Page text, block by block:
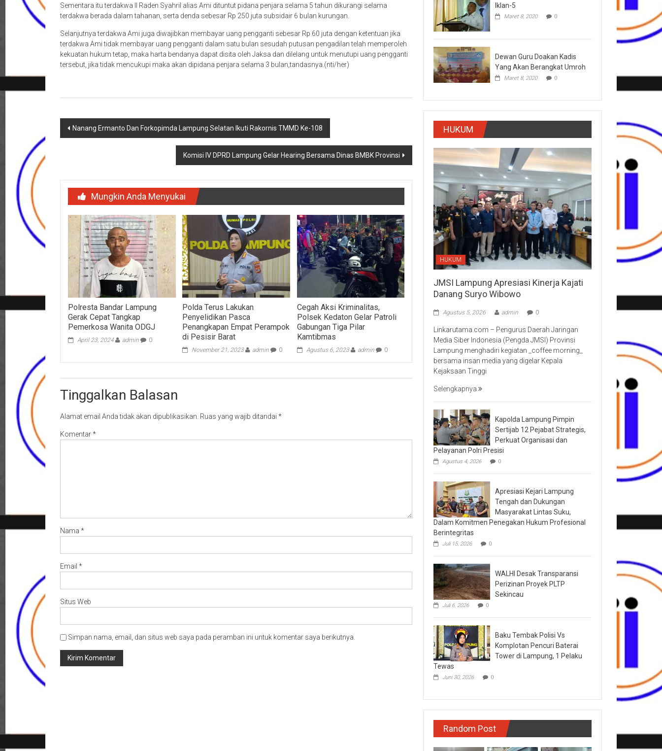
Sementara itu terdakwa II Raden Syahril alias Ami dituntut pidana penjara selama 5 tahun dikurangi selama
terdakwa berada dalam tahanan, serta denda sebesar Rp 250 juta subsidair 6 bulan kurungan.
Selanjutnya terdakwa Ami juga diwajibkan membayar uang pengganti sebesar Rp 60 juta dengan ketentuan jika
terdakwa Ami tidak membayar uang pengganti dalam satu bulan sesudah putusan pengadilan telah memperoleh
kekuatan hukum tetap, maka harta bendanya dapat disita oleh Jaksa dan dilelang untuk menutupi uang pengganti
tersebut, jika tidak mencukupi maka akan dipidana penjara selama 3 bulan,tandasnya.(nti/her)
Navigasi
Nanang Ermanto Dan Forkopimda Lampung Selatan Ikuti Rakornis TMMD Ke-108
Komisi IV DPRD Lampung Gelar Hearing Bersama Dinas BMBK Provinsi
Mungkin Anda Menyukai
Polresta Bandar Lampung
Gerak Cepat Tangkap
Pemerkosa Wanita ODGJ
April 23, 2024 admin 0
Polda Terus Lakukan
Penyelidikan Pasca
Penangkapan Empat Perampok
di Pesisir Barat
November 21, 2023 admin 0
Cegah Aksi Kriminalitas,
Polsek Kedaton Gelar Patroli
Gabungan Tiga Pilar
Kamtibmas
Agustus 6, 2023 admin 0
Tinggalkan Balasan
Alamat email Anda tidak akan dipublikasikan. Ruas yang wajib ditandai *
Komentar*
Nama *
Email *
Situs Web
Simpan nama, email, dan situs web saya pada peramban ini untuk komentar saya berikutnya.
Iklan-5
Maret 8, 2020 0
Dewan Guru Doakan Kadis
Yang Akan Berangkat Umroh
Maret 8, 2020 0
HUKUM
HUKUM
JMSI Lampung Apresiasi Kinerja Kajati
Danang Suryo Wibowo
Agustus 5, 2026 admin 0
Linkarutama.com – Pengurus Daerah Jaringan
Media Siber Indonesia (Pengda JMSI) Provinsi
Lampung menghadiri kegiatan _coffee morning_
bersama insan media yang digelar Kepala
Kejaksaan Tinggi
Selengkapnya
Kapolda Lampung Pimpin
Sertijab 12 Pejabat Strategis,
Perkuat Organisasi dan
Pelayanan Polri Presisi
Agustus 4, 2026 0
Apresiasi Kejari Lampung
Tengah dan Dukungan
Masyarakat Lintas Suku,
Dalam Komitmen Penegakan Hukum Profesional
Berintegritas
Juli 15, 2026 0
WALHI Desak Transparansi
Perizinan Proyek PLTP
Sekincau
Juli 6, 2026 0
Baku Tembak Polisi Vs
Komplotan Pencuri Baterai
Tower di Lampung, 1 Pelaku
Tewas
Juni 30, 2026 0
Random Post